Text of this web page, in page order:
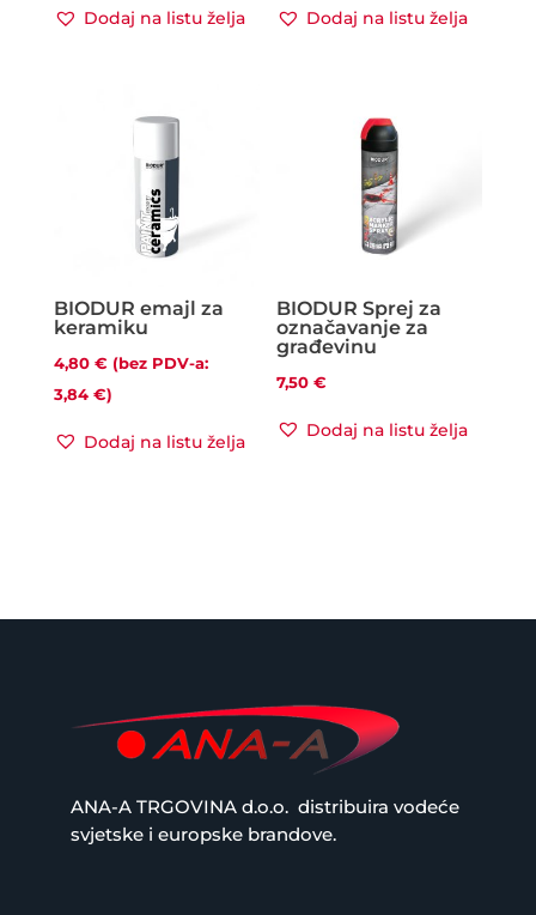
Dodaj na listu želja
6,80 €
Dodaj na listu želja
BIODUR emajl za
keramiku
4,80 € (bez PDV-a:
3,84 €)
Dodaj na listu želja
BIODUR Sprej za
označavanje za
građevinu
7,50€
Dodaj na listu želja
ANA-A TRGOVINA d.o.o. distribuira vodeće
svjetske i europske brandove.